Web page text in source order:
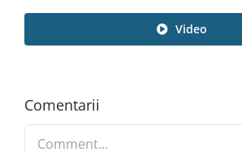
Video
Comentarii
Comment